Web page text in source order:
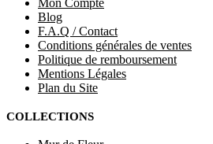
Blog
F.A.Q / Contact
Conditions générales de ventes
Politique de remboursement
Mentions Légales
Plan du Site
COLLECTIONS